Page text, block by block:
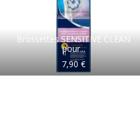
Brossettes SENSITIVE CLEAN
pour...
7,90 €